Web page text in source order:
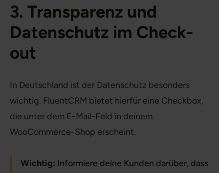
3. Transparenz und
Datenschutz im Check-
out
In Deutschland ist der Datenschutz besonders
wichtig. FluentCRM bietet hierfür eine Checkbox,
die unter dem E-Mail-Feld in deinem
WooCommerce-Shop erscheint.
Wichtig: Informiere deine Kunden darüber, dass